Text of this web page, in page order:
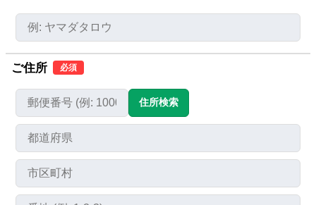
ご住所 必須
住所検索